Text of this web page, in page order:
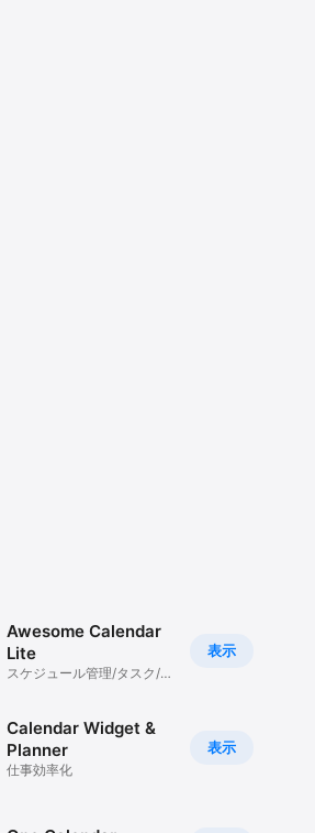
表示
Awesome Calendar
Lite
スケジュール管理/タスク/
表示
Calendar Widget &
Planner
仕事効率化